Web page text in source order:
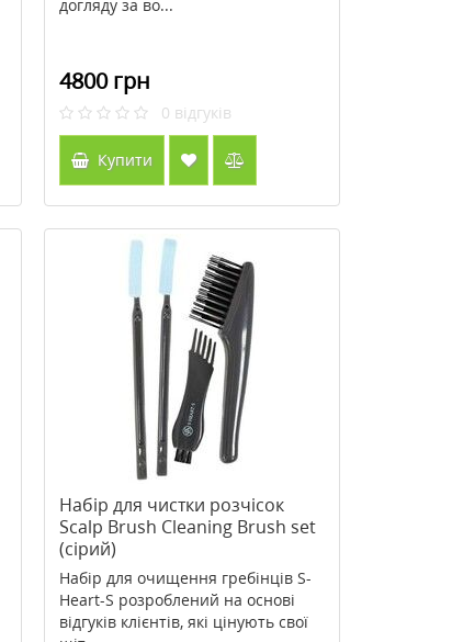
догляду за во...
4800 грн
0 відгуків
Купити
Набір для чистки розчісок
Scalp Brush Сleaning Brush set
(сірий)
Набір для очищення гребінців S-
Heart-S розроблений на основі
відгуків клієнтів, які цінують свої